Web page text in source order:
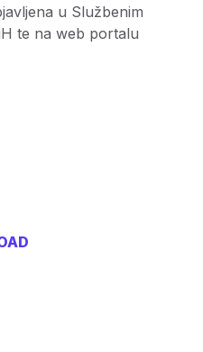
u Službenim
te na web portalu